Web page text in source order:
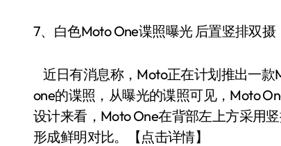
7、白色Moto One谍照曝光 后置竖排双摄
近日有消息称，Moto正在计划推出一
one的谍照，从曝光的谍照可见，Moto
设计来看，Moto One在背部左上方采用
形成鲜明对比。【点击详情】